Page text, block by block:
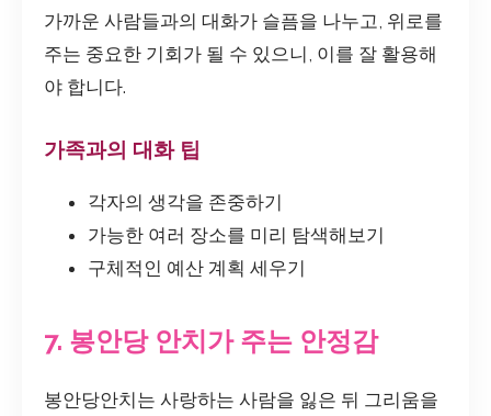
가까운 사람들과의 대화가 슬픔을 나누고, 위로를
주는 중요한 기회가 될 수 있으니, 이를 잘 활용해
야 합니다.
가족과의 대화 팁
각자의 생각을 존중하기
가능한 여러 장소를 미리 탐색해보기
구체적인 예산 계획 세우기
7. 봉안당 안치가 주는 안정감
봉안당안치는 사랑하는 사람을 잃은 뒤 그리움을